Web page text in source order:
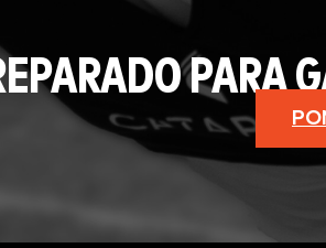
PARA